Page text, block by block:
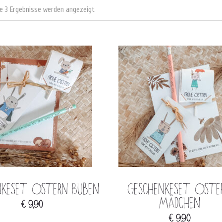
3 Ergebnisse werden angezeigt
Ostern Buben
€9,90
Geschenkeset
Mädchen
€9,90